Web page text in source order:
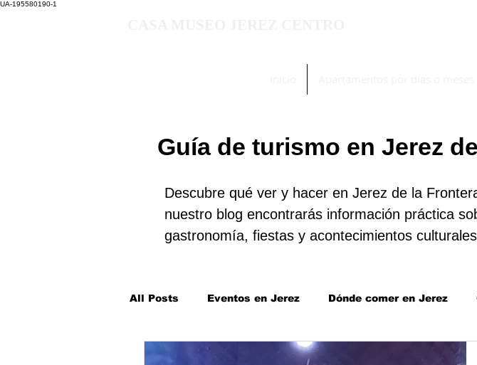
UA-195580190-1
Guía de turismo en Jerez
Descubre qué ver y hacer en Jerez de la
nuestro blog encontrarás información práctica
gastronomía, fiestas y acontecimientos
All Posts Eventos en Jerez Dónde comer en Jerez